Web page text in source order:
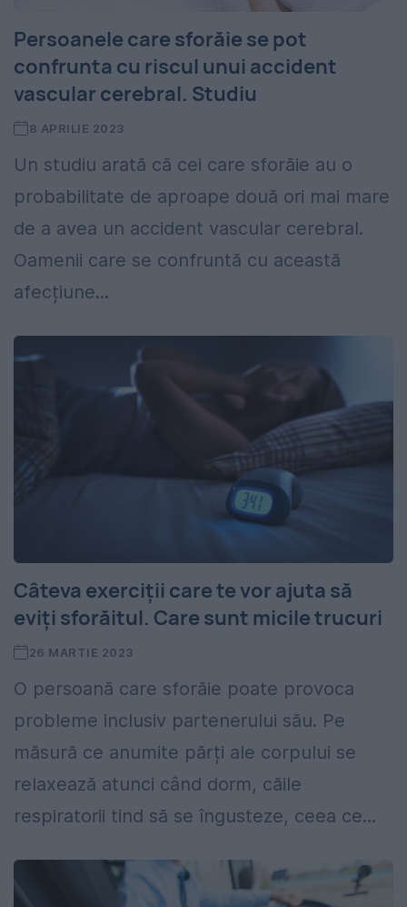
Persoanele care sforăie se pot
confrunta cu riscul unui accident
vascular cerebral. Studiu
8 APRILIE 2023
Un studiu arată că cei care sforăie au o
probabilitate de aproape două ori mai mare
de a avea un accident vascular cerebral.
Oamenii care se confruntă cu această
afecțiune...
Câteva exerciții care te vor ajuta să
eviți sforăitul. Care sunt micile trucuri
26 MARTIE 2023
O persoană care sforăie poate provoca
probleme inclusiv partenerului său. Pe
măsură ce anumite părți ale corpului se
relaxează atunci când dorm, căile
respiratorii tind să se îngusteze, ceea ce...